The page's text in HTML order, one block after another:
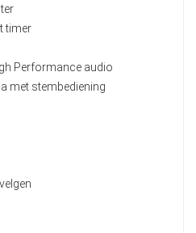
timer
Performance audio
met stembediening